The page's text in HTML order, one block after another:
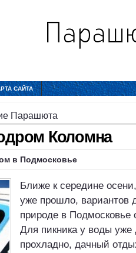
САЙТА
Парашюта
Коломна
в Подмосковье
Ближе к середине
уже прошло, вариантов
природе в Подмосковье
Для пикника у воды уже
прохладно, дачный